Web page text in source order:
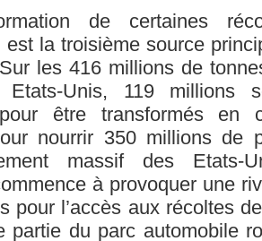
de certaines
est la troisième source
les 416 millions de
Unis, 119 millions
pour être transformés en
nourrir 350 millions de
massif des
à provoquer une
pour l’accès aux récoltes
partie du parc automobile